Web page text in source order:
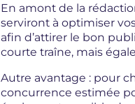
En amont de la
serviront à optimiser
afin d’attirer le bon
courte traîne, mais
Autre avantage : pour
concurrence estimée